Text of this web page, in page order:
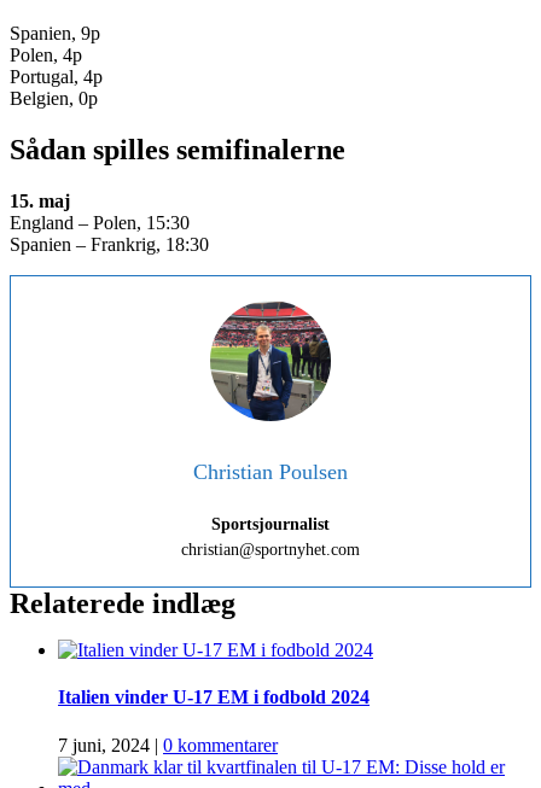
Spanien, 9p
Polen, 4p
Portugal, 4p
Belgien, 0p
Sådan spilles semifinalerne
15. maj
England – Polen, 15:30
Spanien – Frankrig, 18:30
Christian Poulsen
Sportsjournalist
christian@sportnyhet.com
Relaterede indlæg
Italien vinder U-17 EM i fodbold 2024
7 juni, 2024 | 0 kommentarer